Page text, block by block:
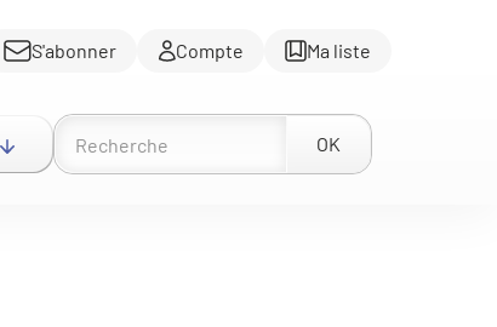
S'abonner Compte Ma liste
OK